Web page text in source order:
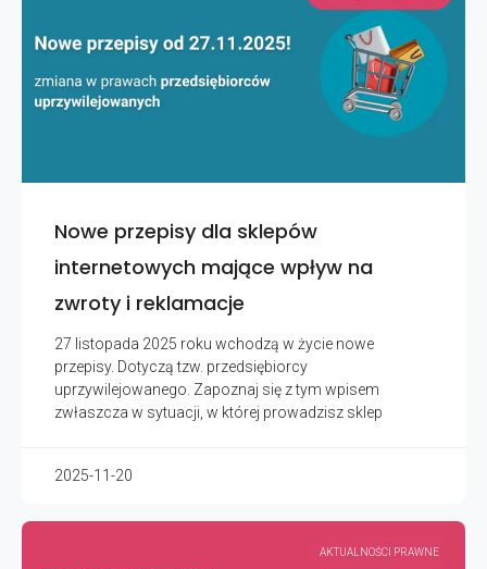
Nowe przepisy dla sklepów
internetowych mające wpływ na
zwroty i reklamacje
27 listopada 2025 roku wchodzą w życie nowe
przepisy. Dotyczą tzw. przedsiębiorcy
uprzywilejowanego. Zapoznaj się z tym wpisem
zwłaszcza w sytuacji, w której prowadzisz sklep
2025-11-20
AKTUALNOŚCI PRAWNE